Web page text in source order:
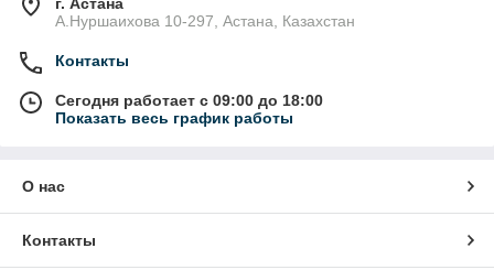
А.Нуршаихова 10-297, Астана, Казахстан
Контакты
Сегодня работает с 09:00 до 18:00
Показать весь график работы
О нас
Контакты